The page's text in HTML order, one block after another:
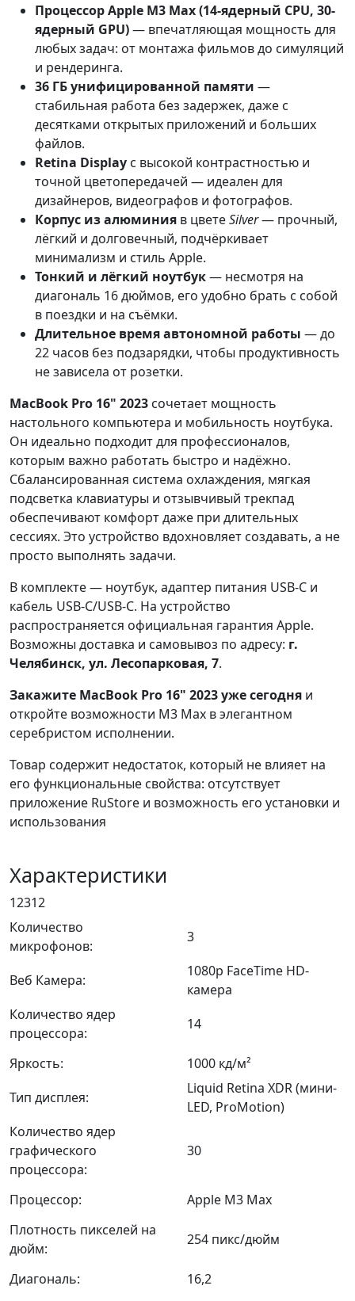
Процессор Apple M3 Max (14-ядерный CPU, 30-
ядерный GPU)— впечатляющая мощность для
любых задач: от монтажа фильмов до симуляций
и рендеринга.
36 ГБ унифицированной памяти —
стабильная работа без задержек, даже с
десятками открытых приложений и больших
файлов.
Retina Display с высокой контрастностью и
точной цветопередачей — идеален для
дизайнеров, видеографов и фотографов.
Корпус из алюминия в цветеSilver— прочный,
лёгкий и долговечный, подчёркивает
минимализм и стиль Apple.
Тонкий и лёгкий ноутбук— несмотря на
диагональ 16 дюймов, его удобно брать с собой
в поездки и на съёмки.
Длительное время автономной работы — до
22 часов без подзарядки, чтобы продуктивность
не зависела от розетки.
MacBook Pro 16" 2023 сочетает мощность
настольного компьютера и мобильность ноутбука.
Он идеально подходит для профессионалов,
которым важно работать быстро и надёжно.
Сбалансированная система охлаждения, мягкая
подсветка клавиатуры и отзывчивый трекпад
обеспечивают комфорт даже при длительных
сессиях. Это устройство вдохновляет создавать, а не
просто выполнять задачи.
В комплекте — ноутбук, адаптер питания USB-C и
кабель USB-C/USB-C. На устройство
распространяется официальная гарантия Apple.
Возможны доставка и самовывоз по адресу: г.
Челябинск, ул. Лесопарковая, 7.
Закажите MacBook Pro 16" 2023 уже сегодня и
откройте возможности M3 Max в элегантном
серебристом исполнении.
Товар содержит недостаток, который не влияет на
его функциональные свойства: отсутствует
приложение RuStore и возможность его установки и
использования
Характеристики
12312
Количество
микрофонов:
3
Веб Камера:
1080p FaceTime HD-
камера
Количество ядер
процессора:
14
Яркость:
1000 кд/м²
Тип дисплея:
Liquid Retina XDR (мини-
LED, ProMotion)
Количество ядер
графического
процессора:
30
Процессор:
Apple M3 Max
Плотность пикселей на
дюйм:
254 пикс/дюйм
Диагональ:
16,2